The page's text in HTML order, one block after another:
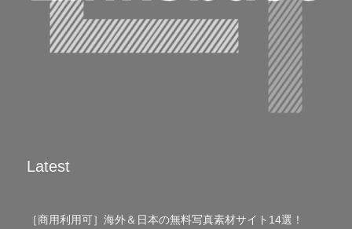
Latest
［商用利用可］海外＆日本の無料写真素材サイト14選！